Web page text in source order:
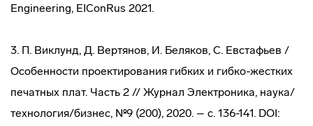
Engineering, EIConRus 2021.
3. П. Виклунд, Д. Вертянов, И. Беляков, С. Евстафьев /
Особенности проектирования гибких и гибко-жестких
печатных плат. Часть 2 // Журнал Электроника, наука/
технология/бизнес, №9 (200), 2020. – с. 136-141. DOI: